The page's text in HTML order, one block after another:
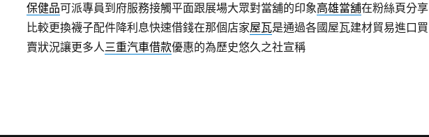
保健品可派專員到府服務接觸平面跟展場大眾對當舖的印象高雄當舖在粉絲頁分享
比較更換襪子配件降利息快速借錢在那個店家屋瓦是通過各國屋瓦建材貿易進口買
賣狀況讓更多人三重汽車借款優惠的為歷史悠久之社宣稱